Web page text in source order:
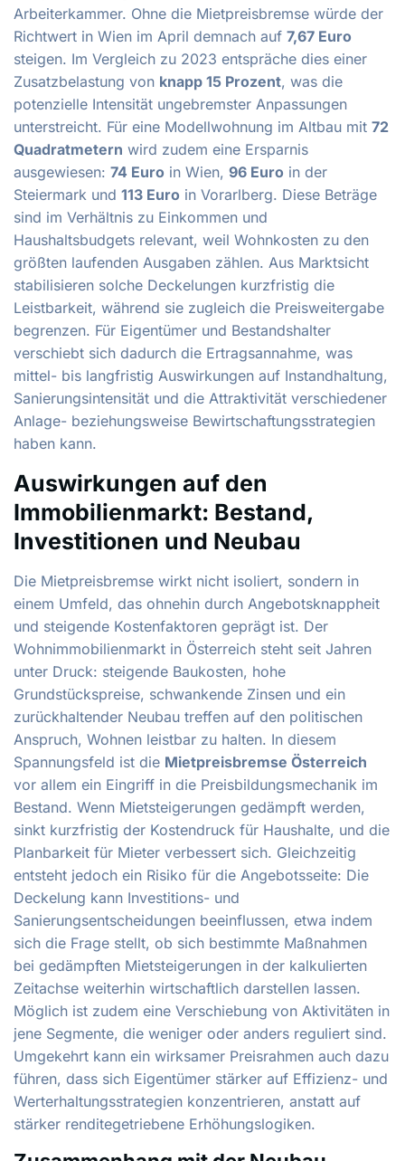
Arbeiterkammer. Ohne die Mietpreisbremse würde der
Richtwert in Wien im April demnach auf 7,67 Euro
steigen. Im Vergleich zu 2023 entspräche dies einer
Zusatzbelastung von knapp 15 Prozent, was die
potenzielle Intensität ungebremster Anpassungen
unterstreicht. Für eine Modellwohnung im Altbau mit 72
Quadratmetern wird zudem eine Ersparnis
ausgewiesen: 74 Euro in Wien, 96 Euro in der
Steiermark und 113 Euro in Vorarlberg. Diese Beträge
sind im Verhältnis zu Einkommen und
Haushaltsbudgets relevant, weil Wohnkosten zu den
größten laufenden Ausgaben zählen. Aus Marktsicht
stabilisieren solche Deckelungen kurzfristig die
Leistbarkeit, während sie zugleich die Preisweitergabe
begrenzen. Für Eigentümer und Bestandshalter
verschiebt sich dadurch die Ertragsannahme, was
mittel- bis langfristig Auswirkungen auf Instandhaltung,
Sanierungsintensität und die Attraktivität verschiedener
Anlage- beziehungsweise Bewirtschaftungsstrategien
haben kann.
Auswirkungen auf den
Immobilienmarkt: Bestand,
Investitionen und Neubau
Die Mietpreisbremse wirkt nicht isoliert, sondern in
einem Umfeld, das ohnehin durch Angebotsknappheit
und steigende Kostenfaktoren geprägt ist. Der
Wohnimmobilienmarkt in Österreich steht seit Jahren
unter Druck: steigende Baukosten, hohe
Grundstückspreise, schwankende Zinsen und ein
zurückhaltender Neubau treffen auf den politischen
Anspruch, Wohnen leistbar zu halten. In diesem
Spannungsfeld ist die Mietpreisbremse Österreich
vor allem ein Eingriff in die Preisbildungsmechanik im
Bestand. Wenn Mietsteigerungen gedämpft werden,
sinkt kurzfristig der Kostendruck für Haushalte, und die
Planbarkeit für Mieter verbessert sich. Gleichzeitig
entsteht jedoch ein Risiko für die Angebotsseite: Die
Deckelung kann Investitions- und
Sanierungsentscheidungen beeinflussen, etwa indem
sich die Frage stellt, ob sich bestimmte Maßnahmen
bei gedämpften Mietsteigerungen in der kalkulierten
Zeitachse weiterhin wirtschaftlich darstellen lassen.
Möglich ist zudem eine Verschiebung von Aktivitäten in
jene Segmente, die weniger oder anders reguliert sind.
Umgekehrt kann ein wirksamer Preisrahmen auch dazu
führen, dass sich Eigentümer stärker auf Effizienz- und
Werterhaltungsstrategien konzentrieren, anstatt auf
stärker renditegetriebene Erhöhungslogiken.